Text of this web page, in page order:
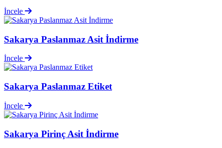
İncele
Sakarya Paslanmaz Asit İndirme
İncele
Sakarya Paslanmaz Etiket
İncele
Sakarya Pirinç Asit İndirme